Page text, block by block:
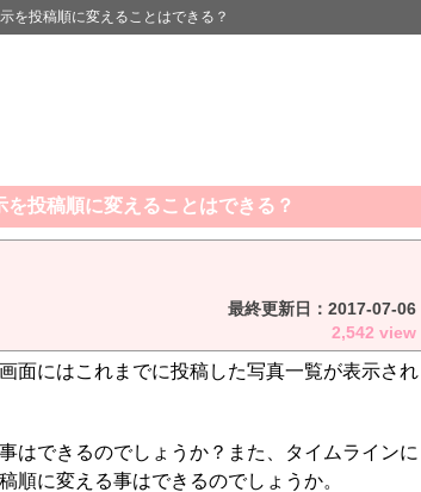
を投稿順に変えることはできる？
投稿順に変えることはできる？
最終更新日： 2017-07-06
2,542 view
面にはこれまでに投稿した写真一覧が表示され
はできるのでしょうか？また、タイムラインに
順に変える事はできるのでしょうか。